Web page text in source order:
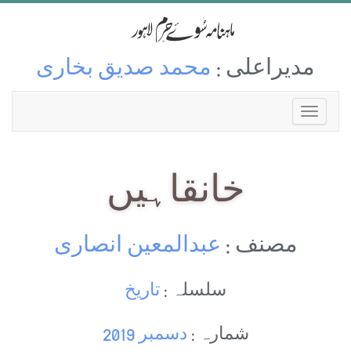
مدیراعلی : محمد صدیق بخاری
خانقاہیں
مصنف : عبدالمعین انصاری
سلسلہ :تاریخ
شمارہ : دسمبر 2019